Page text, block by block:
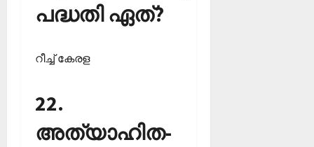
പദ്ധതി ഏത്?
റീച്ച് കേരള
22.
അത്യാഹിത-